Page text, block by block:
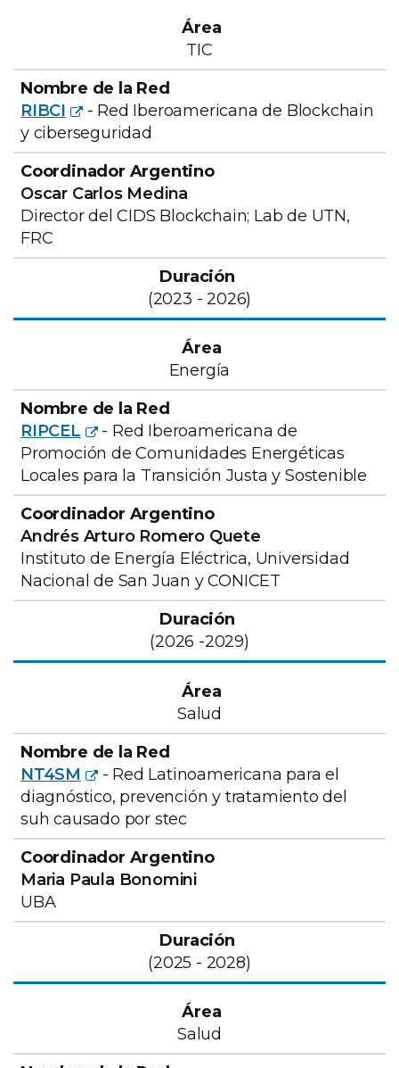
TIC
RIBCI
- Red Iberoamericana de Blockchain
y ciberseguridad
Oscar Carlos Medina
Director del CIDS Blockchain; Lab de UTN,
FRC
(2023 - 2026)
Energía
RIPCEL
- Red Iberoamericana de
Promoción de Comunidades Energéticas
Locales para la Transición Justa y Sostenible
Andrés Arturo Romero Quete
Instituto de Energía Eléctrica, Universidad
Nacional de San Juan y CONICET
(2026 -2029)
Salud
NT4SM
- Red Latinoamericana para el
diagnóstico, prevención y tratamiento del
suh causado por stec
Maria Paula Bonomini
UBA
(2025 - 2028)
Salud